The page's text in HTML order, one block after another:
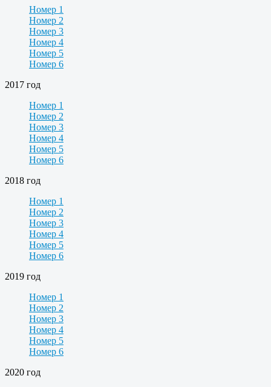
Номер 1
Номер 2
Номер 3
Номер 4
Номер 5
Номер 6
2017 год
Номер 1
Номер 2
Номер 3
Номер 4
Номер 5
Номер 6
2018 год
Номер 1
Номер 2
Номер 3
Номер 4
Номер 5
Номер 6
2019 год
Номер 1
Номер 2
Номер 3
Номер 4
Номер 5
Номер 6
2020 год